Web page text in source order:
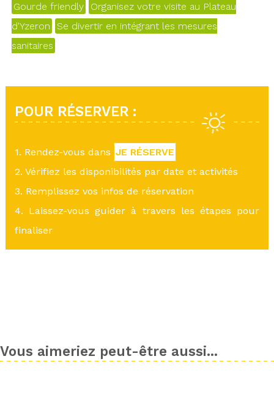
Gourde friendly
Organisez votre visite au Plateau
d'Yzeron
Se divertir en intégrant les mesures
sanitaires
POUR RÉSERVER :
1. Rendez-vous dans JE RÉSERVE
2. Vérifiez les disponibilités par date et activités
3. Remplissez vos infos de réservation
4. Laissez-vous guider à travers les étapes pour
finaliser
Vous aimeriez peut-être aussi...